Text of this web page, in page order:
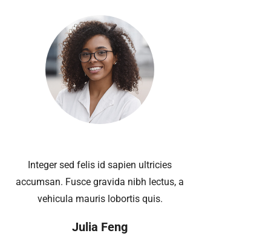
Integer sed felis id sapien ultricies
accumsan. Fusce gravida nibh lectus, a
vehicula mauris lobortis quis.
Julia Feng